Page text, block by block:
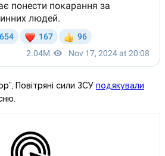
Повітряні сили ЗСУ подякували